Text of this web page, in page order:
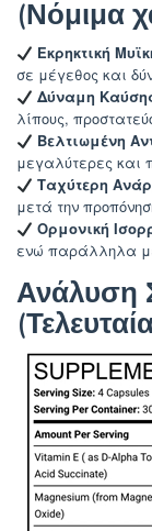
(Νόμιμα
Εκρηκτική
σε μέγεθος και
Δύναμη
λίπους,
Βελτιωμένη
μεγαλύτερες και
Ταχύτερη
μετά την
Ορμονική
ενώ παράλληλα
Ανάλυση